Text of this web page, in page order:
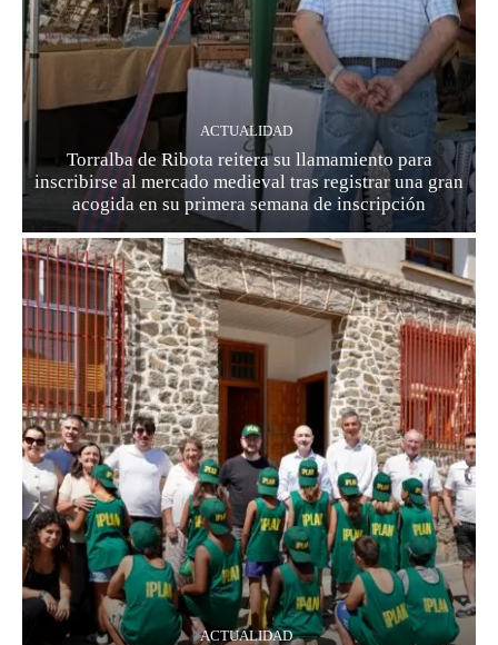
ACTUALIDAD
Torralba de Ribota reitera su llamamiento para
inscribirse al mercado medieval tras registrar una gran
acogida en su primera semana de inscripción
ACTUALIDAD